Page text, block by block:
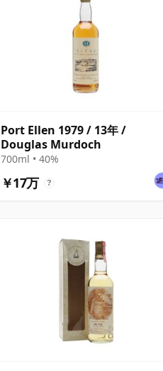
Port Ellen 1979 / 13年 /
Douglas Murdoch
700ml • 40%
￥17万 ?